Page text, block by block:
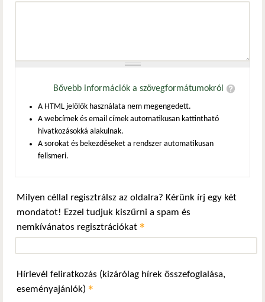
Bővebb információk a szövegformátumokról
A HTML jelölők használata nem megengedett.
A webcímek és email címek automatikusan kattintható
hivatkozásokká alakulnak.
A sorokat és bekezdéseket a rendszer automatikusan
felismeri.
Milyen céllal regisztrálsz az oldalra? Kérünk írj egy két
mondatot! Ezzel tudjuk kiszűrni a spam és
nemkívánatos regisztrációkat *
Hírlevél feliratkozás (kizárólag hírek összefoglalása,
eseményajánlók) *